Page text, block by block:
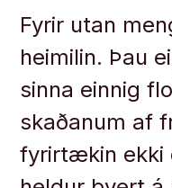
Fyrir utan
heimilin. Þau
sinna einnig
skaðanum af
fyrirtækin ekki